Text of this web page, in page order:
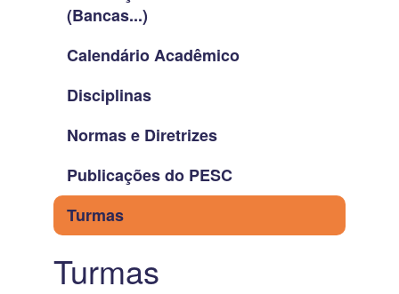
(Bancas...)
Calendário Acadêmico
Disciplinas
Normas e Diretrizes
Publicações do PESC
Turmas
Turmas